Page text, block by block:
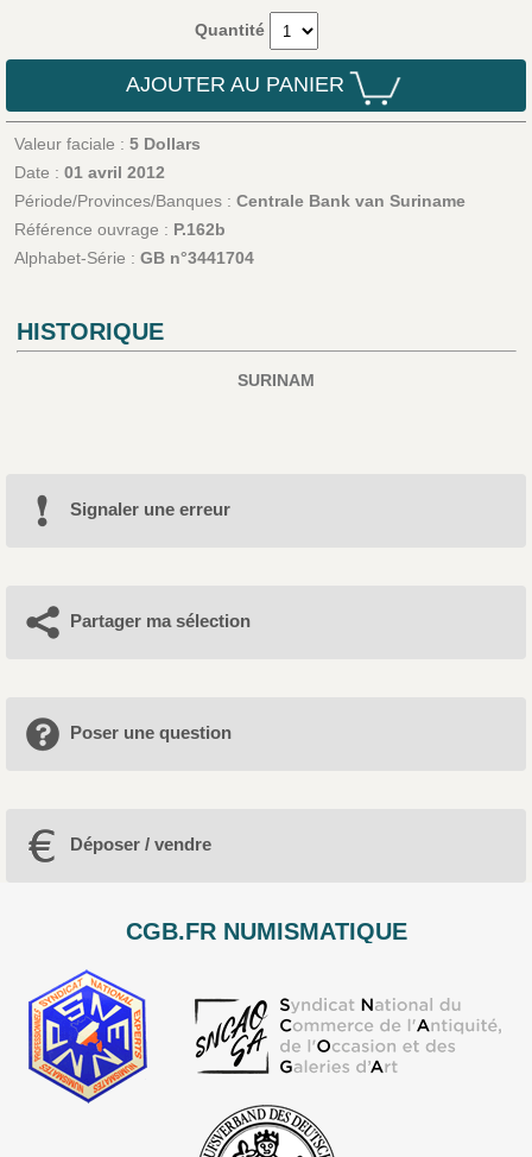
Quantité
AJOUTER AU PANIER
Valeur faciale : 5 Dollars
Date : 01 avril 2012
Période/Provinces/Banques : Centrale Bank van Suriname
Référence ouvrage : P.162b
Alphabet-Série : GB n°3441704
HISTORIQUE
SURINAM
Signaler une erreur
Partager ma sélection
Poser une question
Déposer / vendre
CGB.FR NUMISMATIQUE